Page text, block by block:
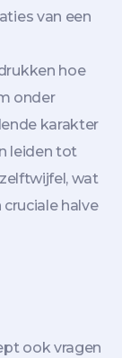
van een
hoe
onder
karakter
leiden tot
wat
halve
ook vragen